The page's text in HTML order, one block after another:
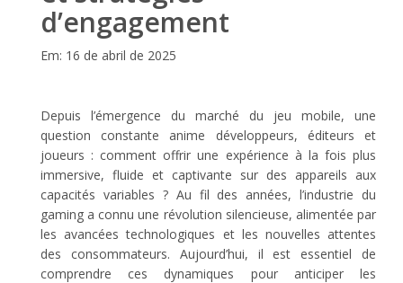
d’engagement
Em: 16 de abril de 2025
Depuis l’émergence du marché du jeu mobile, une
question constante anime développeurs, éditeurs et
joueurs : comment offrir une expérience à la fois plus
immersive, fluide et captivante sur des appareils aux
capacités variables ? Au fil des années, l’industrie du
gaming a connu une révolution silencieuse, alimentée par
les avancées technologiques et les nouvelles attentes
des consommateurs. Aujourd’hui, il est essentiel de
comprendre ces dynamiques pour anticiper les